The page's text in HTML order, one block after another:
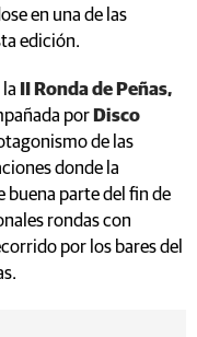
en una de las
edición.
II Ronda de Peñas,
por Disco
de las
donde la
buena parte del fin de
rondas con
por los bares del